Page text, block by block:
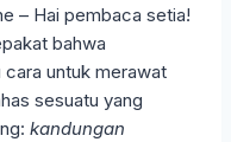
– Hai pembaca setia!
bahwa
cara untuk merawat
sesuatu yang
kandungan